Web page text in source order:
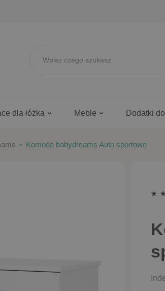
dla łóżka Meble Dodatki
Komoda babydreams Auto sportowe